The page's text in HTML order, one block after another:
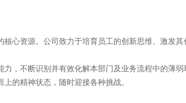
心资源。公司致力于培育员工的创新思维、激发
，不断识别并有效化解本部门及业务流程中的薄
的精神状态，随时迎接各种挑战。